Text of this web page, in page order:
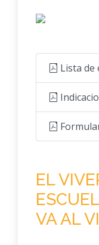
Lista de
EL
VA AL